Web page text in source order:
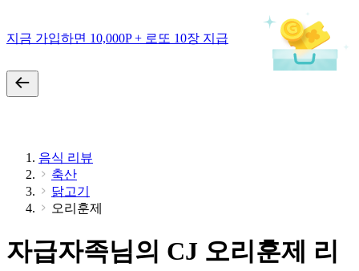
지금 가입하면 10,000P + 로또 10장 지급
음식 리뷰
축산
닭고기
오리훈제
자급자족님의 CJ 오리훈제 리